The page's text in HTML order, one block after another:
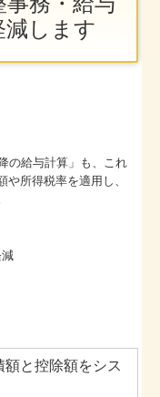
減します
の給与計算」も、これ
所得税率を適用し、
と控除額をシス